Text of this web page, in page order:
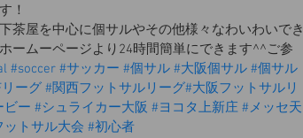
！
茶屋を中心に個サルやその他様々なわいわいでき
ームーページより24時間簡単にできます^^ご参
#soccer #サッカー #個サル #大阪個サル #個サル
リーグ #関西フットサルリーグ#大阪フットサルリ
ビー #シュライカー大阪 #ヨコタ上新庄 #メッセ天
ットサル大会 #初心者